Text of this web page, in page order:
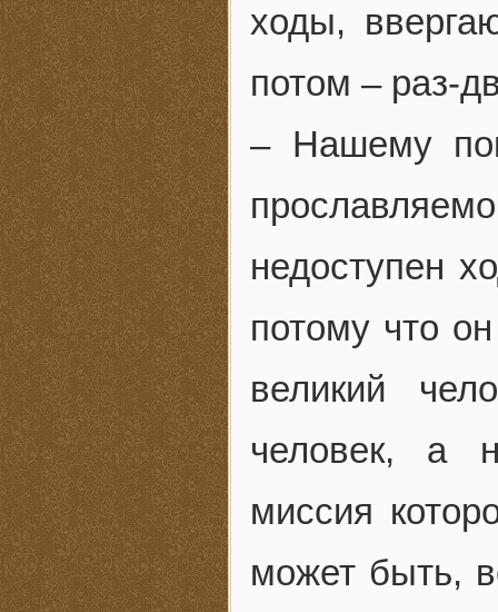
ходы,
потом – раз-
– Нашему
недоступен
потому что
великий
человек, а
миссия
может быть,